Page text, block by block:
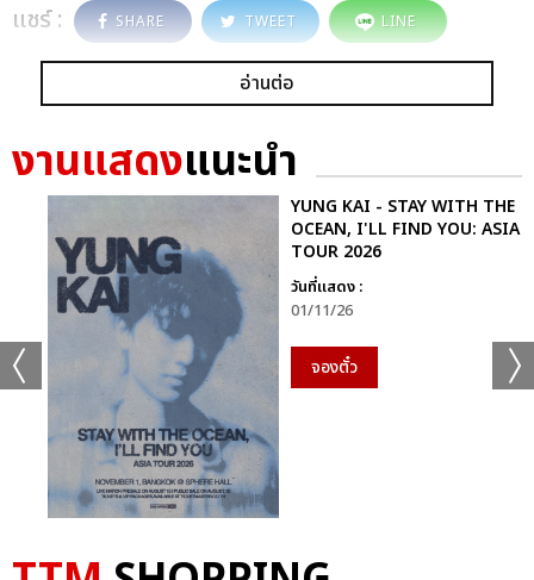
แชร์ : SHARE TWEET LINE
อ่านต่อ
งานแสดงแนะนำ
YUNG KAI - STAY WITH THE
OCEAN, I'LL FIND YOU: ASIA
TOUR 2026
วันที่แสดง :
01/11/26
จองตั๋ว